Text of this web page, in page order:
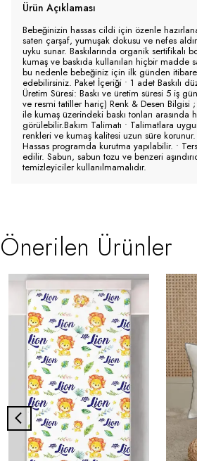
Ürün Açıklaması
Bebeğinizin hassas cildi için özenle
saten çarşaf, yumuşak dokusu ve nefes
uyku sunar. Baskılarında organik sertifikalı
kumaş ve baskıda kullanılan hiçbir madde
bu nedenle bebeğiniz için ilk günden
edebilirsiniz. Paket İçeriği • 1 adet Baskılı
Üretim Süresi: Baskı ve üretim süresi 5 iş
ve resmi tatiller hariç) Renk & Desen Bilgisi
ile kumaş üzerindeki baskı tonları arasında
görülebilir.Bakım Talimatı • Talimatlara
renkleri ve kumaş kalitesi uzun süre korunur.
Hassas programda kurutma yapılabilir. •
edilir. Sabun, sabun tozu ve benzeri
temizleyiciler kullanılmamalıdır.
Önerilen Ürünler